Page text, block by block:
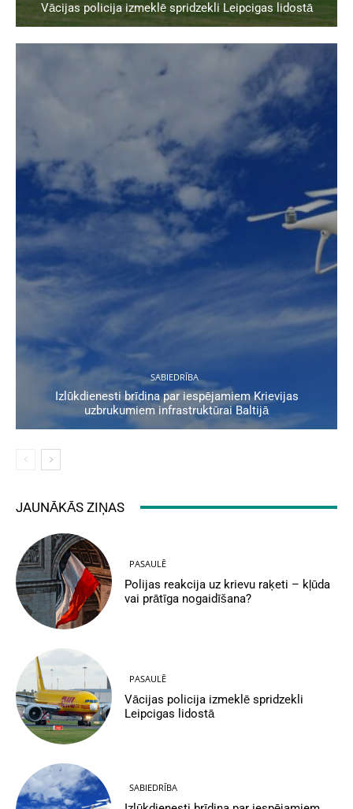
Vācijas policija izmeklē spridzekli Leipcigas lidostā
SABIEDRĪBA
Izlūkdienesti brīdina par iespējamiem Krievijas
uzbrukumiem infrastruktūrai Baltijā
JAUNĀKĀS ZIŅAS
PASAULĒ
Polijas reakcija uz krievu raķeti – kļūda
vai prātīga nogaidīšana?
PASAULĒ
Vācijas policija izmeklē spridzekli
Leipcigas lidostā
SABIEDRĪBA